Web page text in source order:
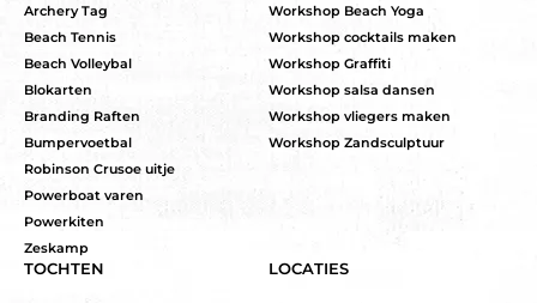
Archery Tag
Beach Tennis
Beach Volleybal
Blokarten
Branding Raften
Bumpervoetbal
Robinson Crusoe uitje
Powerboat varen
Powerkiten
Zeskamp
Workshop Beach Yoga
Workshop cocktails maken
Workshop Graffiti
Workshop salsa dansen
Workshop vliegers maken
Workshop Zandsculptuur
TOCHTEN LOCATIES